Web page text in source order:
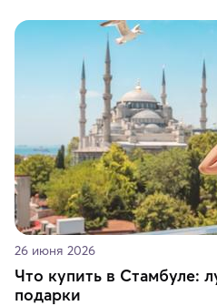
животные и маршруты,
ярких впечатлений от
26 июня 2026
Что купить в Стамбуле:
подарки